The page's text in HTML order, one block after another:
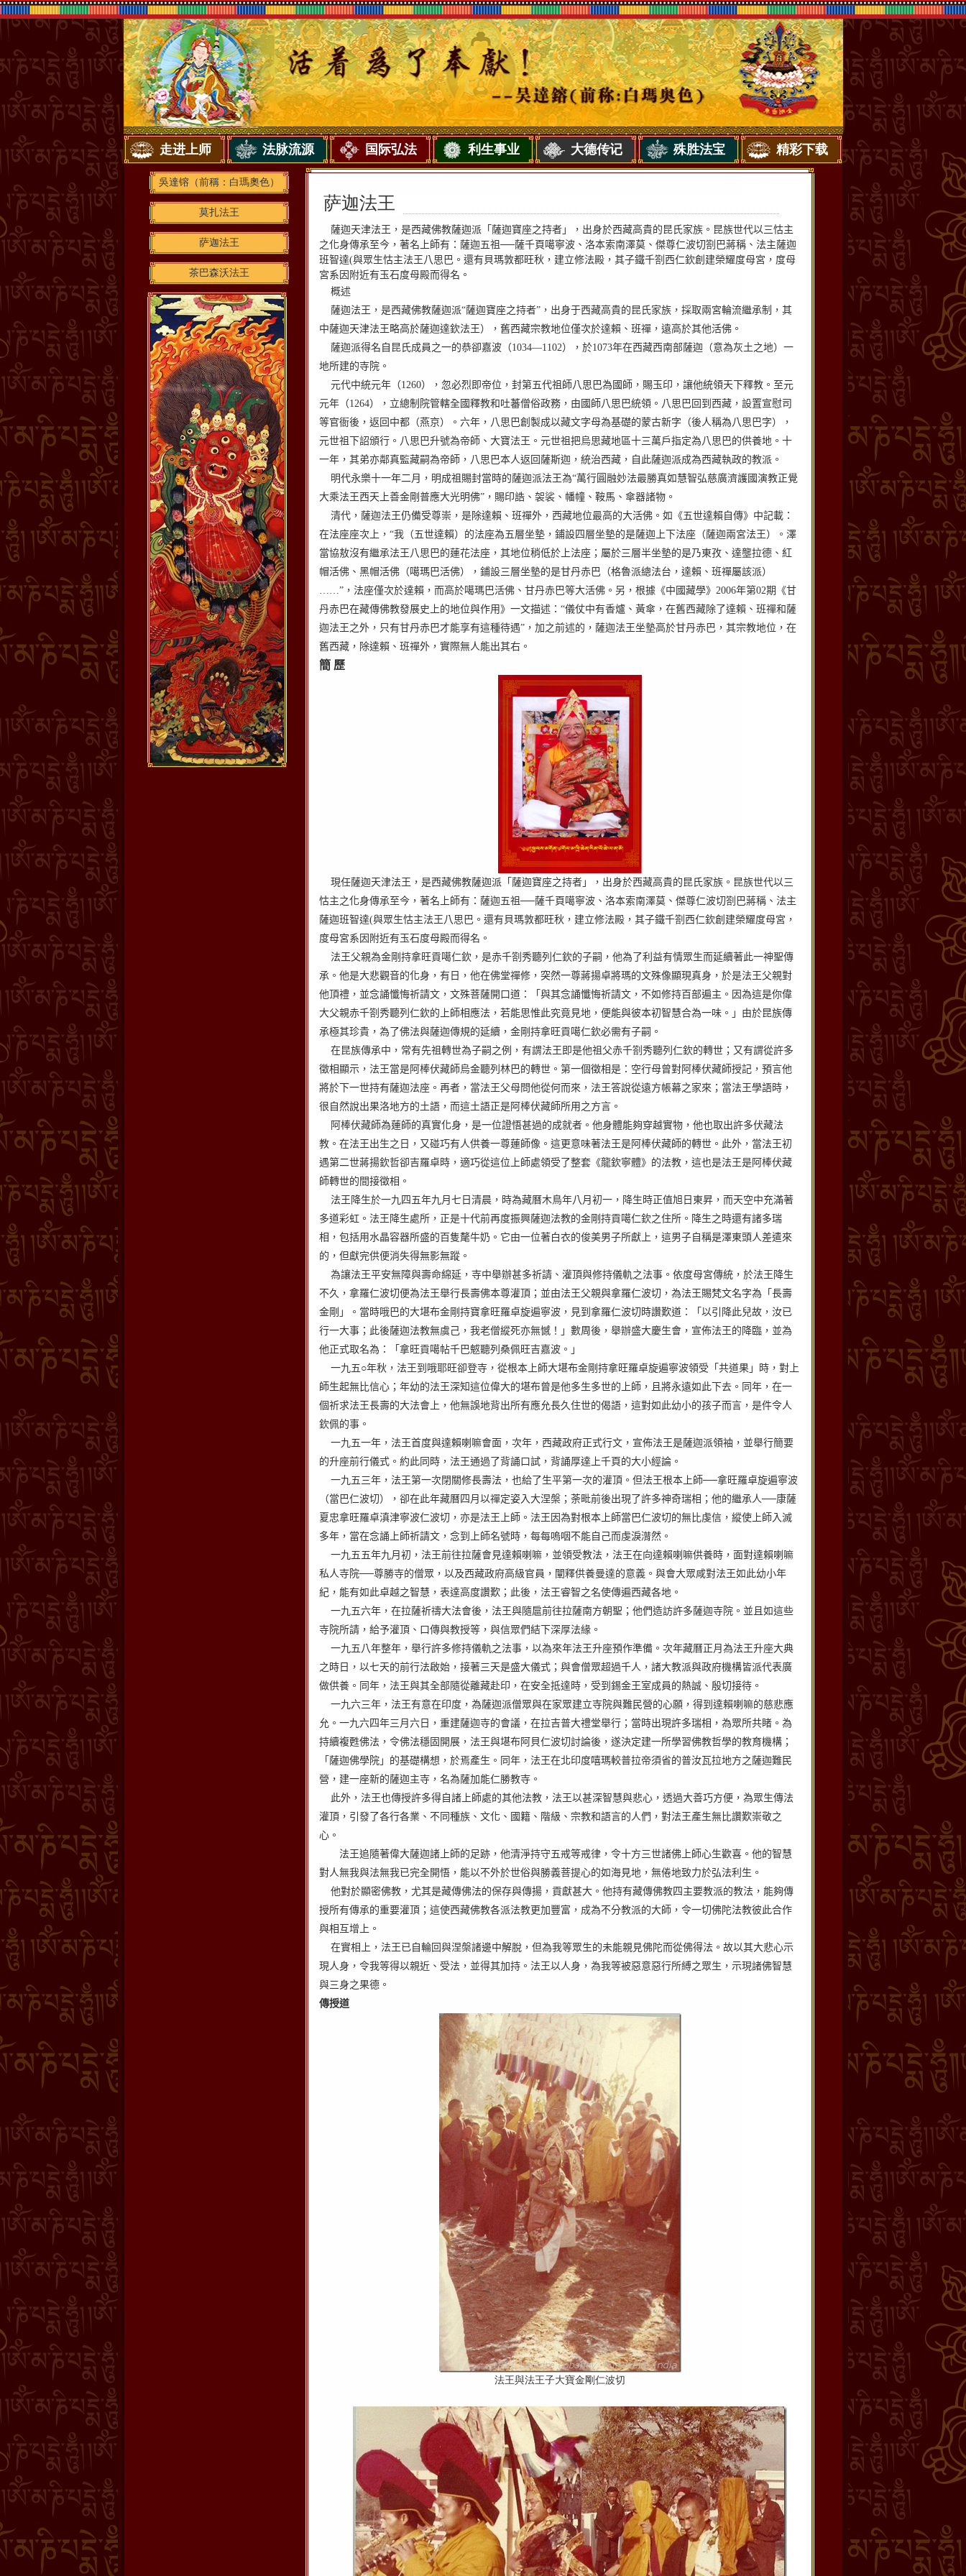
走进上师 法脉流源 国际弘法 利生事业 大德传记 殊胜法宝 精彩下载
吳達镕（前稱：白瑪奧色）
莫扎法王
萨迦法王
茶巴森沃法王
萨迦法王
薩迦天津法王，是西藏佛教薩迦派「薩迦寶座之持者」，出身於西藏高貴的昆氏家族。昆族世代以三怙主
之化身傳承至今，著名上師有：薩迦五祖──薩千頁噶寧波、洛本索南澤莫、傑尊仁波切劄巴蔣稱、法主薩迦
班智達(與眾生怙主法王八思巴。還有貝瑪敦都旺秋，建立修法殿，其子鐵千劄西仁欽創建榮耀度母宮，度母
宮系因附近有玉石度母殿而得名。
概述
薩迦法王，是西藏佛教薩迦派“薩迦寶座之持者”，出身于西藏高貴的昆氏家族，採取兩宮輪流繼承制，其
中薩迦天津法王略高於薩迦達欽法王），舊西藏宗教地位僅次於達賴、班禪，遠高於其他活佛。
薩迦派得名自昆氏成員之一的恭卻嘉波（1034—1102），於1073年在西藏西南部薩迦（意為灰土之地）一
地所建的寺院。
元代中統元年（1260），忽必烈即帝位，封第五代祖師八思巴為國師，賜玉印，讓他統領天下釋教。至元
元年（1264），立總制院管轄全國釋教和吐蕃僧俗政務，由國師八思巴統領。八思巴回到西藏，設置宣慰司
等官衙後，返回中都（燕京）。六年，八思巴創製成以藏文字母為基礎的蒙古新字（後人稱為八思巴字），
元世祖下詔頒行。八思巴升號為帝師、大寶法王。元世祖把烏思藏地區十三萬戶指定為八思巴的供養地。十
一年，其弟亦鄰真監藏嗣為帝師，八思巴本人返回薩斯迦，統治西藏，自此薩迦派成為西藏執政的教派。
明代永樂十一年二月，明成祖賜封當時的薩迦派法王為“萬行圓融妙法最勝真如慧智弘慈廣濟護國演教正覺
大乘法王西天上善金剛普應大光明佛”，賜印誥、袈裟、幡幢、鞍馬、傘器諸物。
清代，薩迦法王仍備受尊崇，是除達賴、班禪外，西藏地位最高的大活佛。如《五世達賴自傳》中記載：
在法座座次上，“我（五世達賴）的法座為五層坐墊，鋪設四層坐墊的是薩迦上下法座（薩迦兩宮法王）。澤
當協敖沒有繼承法王八思巴的蓮花法座，其地位稍低於上法座；屬於三層半坐墊的是乃東孜、達壟拉德、紅
帽活佛、黑帽活佛（噶瑪巴活佛），鋪設三層坐墊的是甘丹赤巴（格魯派總法台，達賴、班禪屬該派）
……”，法座僅次於達賴，而高於噶瑪巴活佛、甘丹赤巴等大活佛。另，根據《中國藏學》 2006年第02期《甘
丹赤巴在藏傳佛教發展史上的地位與作用》一文描述：“儀仗中有香爐、黃傘，在舊西藏除了達賴、班禪和薩
迦法王之外，只有甘丹赤巴才能享有這種待遇”，加之前述的，薩迦法王坐墊高於甘丹赤巴，其宗教地位，在
舊西藏，除達賴、班禪外，實際無人能出其右。
簡 歷
現任薩迦天津法王，是西藏佛教薩迦派「薩迦寶座之持者」，出身於西藏高貴的昆氏家族。昆族世代以三
怙主之化身傳承至今，著名上師有：薩迦五祖──薩千頁噶寧波、洛本索南澤莫、傑尊仁波切劄巴蔣稱、法主
薩迦班智達(與眾生怙主法王八思巴。還有貝瑪敦都旺秋，建立修法殿，其子鐵千劄西仁欽創建榮耀度母宮，
度母宮系因附近有玉石度母殿而得名。
法王父親為金剛持拿旺貢噶仁欽，是赤千劄秀聽列仁欽的子嗣，他為了利益有情眾生而延續著此一神聖傳
承。他是大悲觀音的化身，有日，他在佛堂禪修，突然一尊蔣揚卓將瑪的文殊像顯現真身，於是法王父親對
他頂禮，並念誦懺悔祈請文，文殊菩薩開口道：「與其念誦懺悔祈請文，不如修持百部遍主。因為這是你偉
大父親赤千劄秀聽列仁欽的上師相應法，若能思惟此究竟見地，便能與彼本初智慧合為一味。」由於昆族傳
承極其珍貴，為了佛法與薩迦傳規的延續，金剛持拿旺貢噶仁欽必需有子嗣。
在昆族傳承中，常有先祖轉世為子嗣之例，有謂法王即是他祖父赤千劄秀聽列仁欽的轉世；又有謂從許多
徵相顯示，法王當是阿棒伏藏師烏金聽列林巴的轉世。第一個徵相是：空行母曾對阿棒伏藏師授記，預言他
將於下一世持有薩迦法座。再者，當法王父母問他從何而來，法王答說從遠方帳幕之家來；當法王學語時，
很自然說出果洛地方的土語，而這土語正是阿棒伏藏師所用之方言。
阿棒伏藏師為蓮師的真實化身，是一位證悟甚過的成就者。他身體能夠穿越實物，他也取出許多伏藏法
教。在法王出生之日，又碰巧有人供養一尊蓮師像。這更意味著法王是阿棒伏藏師的轉世。此外，當法王初
遇第二世蔣揚欽哲卻吉羅卓時，適巧從這位上師處領受了整套《龍欽寧體》的法教，這也是法王是阿棒伏藏
師轉世的間接徵相。
法王降生於一九四五年九月七日清晨，時為藏曆木鳥年八月初一，降生時正值旭日東昇，而天空中充滿著
多道彩虹。法王降生處所，正是十代前再度振興薩迦法教的金剛持貢噶仁欽之住所。降生之時還有諸多瑞
相，包括用水晶容器所盛的百隻氂牛奶。它由一位著白衣的俊美男子所獻上，這男子自稱是澤東頭人差遣來
的，但獻完供便消失得無影無蹤。
為讓法王平安無障與壽命綿延，寺中舉辦甚多祈請、灌頂與修持儀軌之法事。依度母宮傳統，於法王降生
不久，拿羅仁波切便為法王舉行長壽佛本尊灌頂；並由法王父親與拿羅仁波切，為法王賜梵文名字為「長壽
金剛」。當時哦巴的大堪布金剛持寶拿旺羅卓旋遍寧波，見到拿羅仁波切時讚歎道：「以引降此兒故，汝已
行一大事；此後薩迦法教無虞己，我老僧縱死亦無憾！」數周後，舉辦盛大慶生會，宣佈法王的降臨，並為
他正式取名為：「拿旺貢噶帖千巴魃聽列桑佩旺吉嘉波。」
一九五○年秋，法王到哦耶旺卻登寺，從根本上師大堪布金剛持拿旺羅卓旋遍寧波領受「共道果」時，對上
師生起無比信心；年幼的法王深知這位偉大的堪布曾是他多生多世的上師，且將永遠如此下去。同年，在一
個祈求法王長壽的大法會上，他無誤地背出所有應允長久住世的偈語，這對如此幼小的孩子而言，是件令人
欽佩的事。
一九五一年，法王首度與達賴喇嘛會面，次年，西藏政府正式行文，宣佈法王是薩迦派領袖，並舉行簡要
的升座前行儀式。約此同時，法王通過了背誦口試，背誦厚達上千頁的大小經論。
一九五三年，法王第一次閉關修長壽法，也給了生平第一次的灌頂。但法王根本上師──拿旺羅卓旋遍寧波
（當巴仁波切），卻在此年藏曆四月以禪定姿入大涅槃；荼毗前後出現了許多神奇瑞相；他的繼承人──康薩
夏忠拿旺羅卓滇津寧波仁波切，亦是法王上師。法王因為對根本上師當巴仁波切的無比虔信，縱使上師入滅
多年，當在念誦上師祈請文，念到上師名號時，每每嗚咽不能自己而虔淚潸然。
一九五五年九月初，法王前往拉薩會見達賴喇嘛，並領受教法，法王在向達賴喇嘛供養時，面對達賴喇嘛
私人寺院──尊勝寺的僧眾，以及西藏政府高級官員，闡釋供養曼達的意義。與會大眾咸對法王如此幼小年
紀，能有如此卓越之智慧，表達高度讚歎；此後，法王睿智之名使傳遍西藏各地。
一九五六年，在拉薩祈禱大法會後，法王與隨扈前往拉薩南方朝聖；他們造訪許多薩迦寺院。並且如這些
寺院所請，給予灌頂、口傳與教授等，與信眾們結下深厚法緣。
一九五八年整年，舉行許多修持儀軌之法事，以為來年法王升座預作準備。次年藏曆正月為法王升座大典
之時日，以七天的前行法啟始，接著三天是盛大儀式；與會僧眾超過千人，諸大教派與政府機構皆派代表廣
做供養。同年，法王與其全部隨從離藏赴印，在安全抵達時，受到錫金王室成員的熱誠、殷切接待。
一九六三年，法王有意在印度，為薩迦派僧眾與在家眾建立寺院與難民營的心願，得到達賴喇嘛的慈悲應
允。一九六四年三月六日，重建薩迦寺的會議，在拉吉普大禮堂舉行；當時出現許多瑞相，為眾所共睹。為
持續複甦佛法，令佛法穩固開展，法王與堪布阿貝仁波切討論後，遂決定建一所學習佛教哲學的教育機構；
「薩迦佛學院」的基礎構想，於焉產生。同年，法王在北印度嘻瑪較普拉帝須省的普汝瓦拉地方之薩迦難民
營，建一座新的薩迦主寺，名為薩加能仁勝教寺。
此外，法王也傳授許多得自諸上師處的其他法教，法王以甚深智慧與悲心，透過大善巧方便，為眾生傳法
灌頂，引發了各行各業、不同種族、文化、國籍、階級、宗教和語言的人們，對法王產生無比讚歎崇敬之
心。
法王追隨著偉大薩迦諸上師的足跡，他清淨持守五戒等戒律，令十方三世諸佛上師心生歡喜。他的智慧
對人無我與法無我已完全開悟，能以不外於世俗與勝義菩提心的如海見地，無倦地致力於弘法利生。
他對於顯密佛教，尤其是藏傳佛法的保存與傳揚，貢獻甚大。他持有藏傳佛教四主要教派的教法，能夠傳
授所有傳承的重要灌頂；這使西藏佛教各派法教更加豐富，成為不分教派的大師，令一切佛陀法教彼此合作
與相互增上。
在實相上，法王已自輪回與涅槃諸邊中解脫，但為我等眾生的未能親見佛陀而從佛得法。故以其大悲心示
現人身，令我等得以親近、受法，並得其加持。法王以人身，為我等被惡意惡行所縛之眾生，示現諸佛智慧
與三身之果德。
傳授道
法王與法王子大寶金剛仁波切